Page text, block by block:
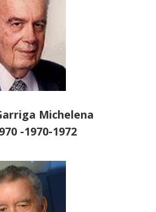
Michelena
-1970-1972